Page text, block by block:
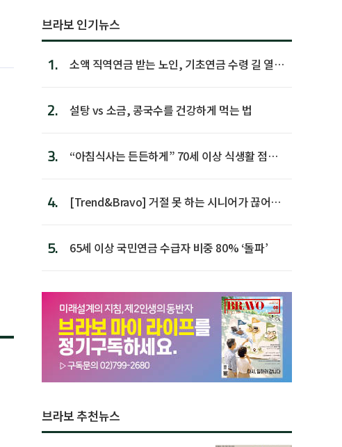
브라보 인기뉴스
1.
소액 직역연금 받는 노인, 기초연금 수령 길 열린
2. 설탕 vs 소금, 콩국수를 건강하게 먹는 법
3.
“아침식사는 든든하게” 70세 이상 식생활 점수
4.
[Trend&Bravo] 거절 못 하는 시니어가 끊어야
5. 65세 이상 국민연금 수급자 비중 80% ‘돌파’
브라보 추천뉴스